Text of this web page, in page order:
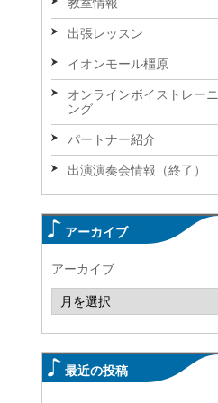
出張レッスン
イオンモール橿原
オンラインボイストレーニ
ング
パートナー紹介
出演演奏会情報（終了）
アーカイブ
アーカイブ
最近の投稿